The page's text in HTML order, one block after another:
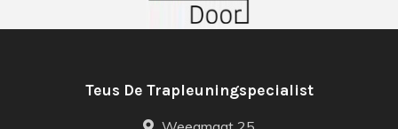
Teus De Trapleuningspecialist